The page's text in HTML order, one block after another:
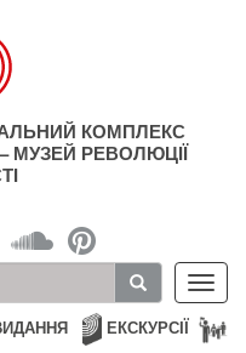
КОМПЛЕКС
МУЗЕЙ РЕВОЛЮЦІЇ
ЕКСКУРСІЇ